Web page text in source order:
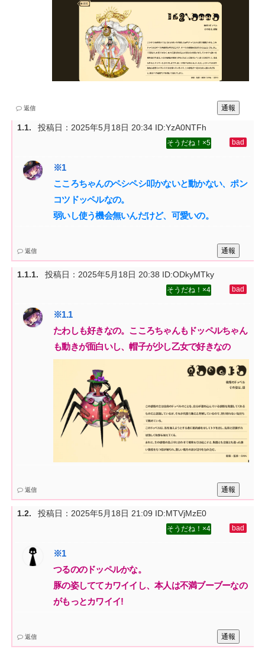
通報
返信
投稿日：2025年5月18日 20:34 ID:YzA0NTFh
5
こころちゃんのペシペシ叩かないと動かない、ポン
コツドッペルなの。‌
弱いし使う機会無いんだけど、可愛いの。
通報
返信
投稿日：2025年5月18日 20:38 ID:ODkyMTky
4
たわしも好きなの。こころちゃんもドッペルちゃん
も動きが面白いし、帽子が少し乙女で好きなの
通報
返信
投稿日： 2025年5月18日 21:09 ID:MTVjMzE0
4
つるののドッペルかな。‌
豚の姿しててカワイイし、本人は不満ブーブーなの
がもっとカワイイ!
通報
返信